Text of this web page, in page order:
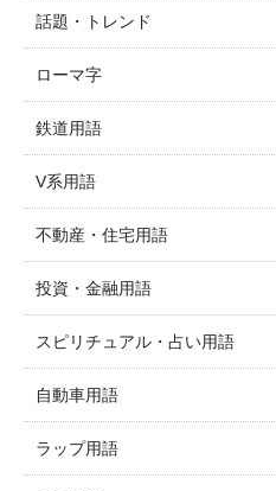
話題・トレンド
ローマ字
鉄道用語
V系用語
不動産・住宅用語
投資・金融用語
スピリチュアル・占い用語
自動車用語
ラップ用語